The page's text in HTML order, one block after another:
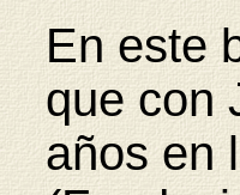
En este
que con
años en